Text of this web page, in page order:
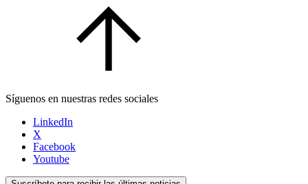
Síguenos en nuestras redes sociales
LinkedIn
X
Facebook
Youtube